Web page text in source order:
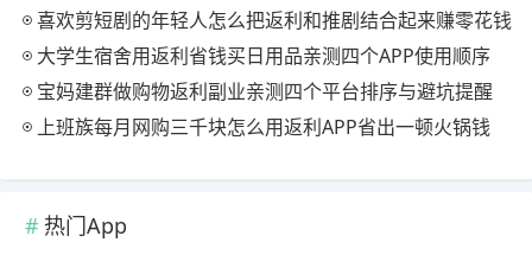
喜欢剪短剧的年轻人怎么把返利和推剧结合起来赚零花钱
大学生宿舍用返利省钱买日用品亲测四个APP使用顺序
宝妈建群做购物返利副业亲测四个平台排序与避坑提醒
上班族每月网购三千块怎么用返利APP省出一顿火锅钱
热门App